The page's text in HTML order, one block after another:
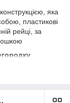
яка
пластикові
рейці, за
біля